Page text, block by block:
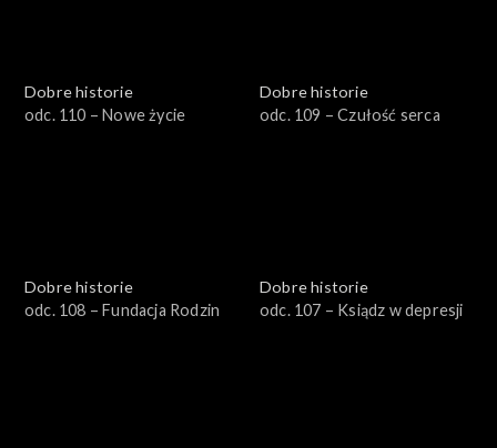
Dobre historie
odc. 110 – Nowe życie
Dobre historie
odc. 109 – Czułość serca
Dobre historie
odc. 108 – Fundacja Rodzin
Dobre historie
odc. 107 – Ksiądz w depresji